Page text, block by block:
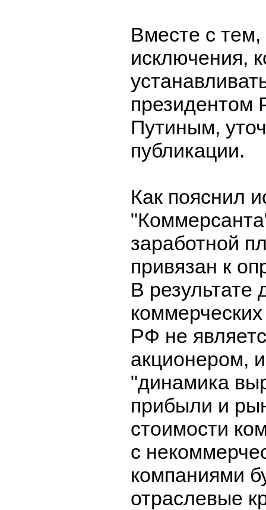
Вместе с
исключения,
Путиным,
публикации.
Как пояснил
заработной
привязан к
В результате
РФ не
акционером,
"динамика
прибыли и
стоимости
с
компаниями
отраслевые